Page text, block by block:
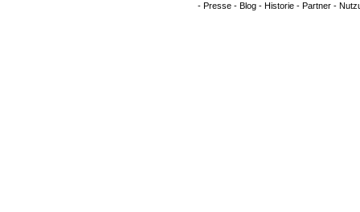
- Presse- Blog- Historie- Partner-